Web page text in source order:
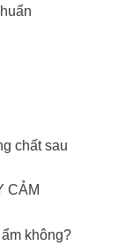
chất sau
CẢM
không?